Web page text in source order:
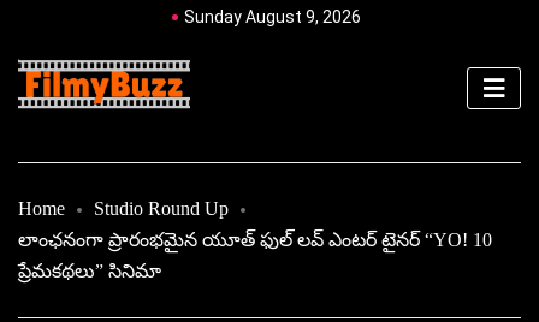
Sunday August 9, 2026
Home
Studio Round Up
లాంఛనంగా ప్రారంభమైన యూత్ ఫుల్ లవ్ ఎంటర్ టైనర్ “YO! 10
ప్రేమకథలు” సినిమా